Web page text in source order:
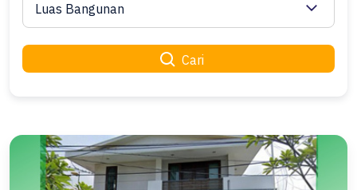
Cari
Luas Bangunan